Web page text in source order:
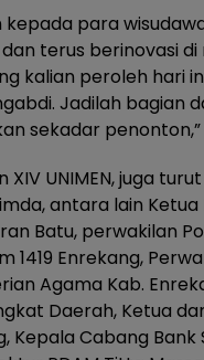
kepada para
terus berinovasi di
kalian peroleh hari
Jadilah bagian
sekadar
XIV UNIMEN, juga
antara lain Ketua
Batu, perwakilan
1419 Enrekang,
Agama Kab.
Daerah, Ketua
Kepala Cabang Bank